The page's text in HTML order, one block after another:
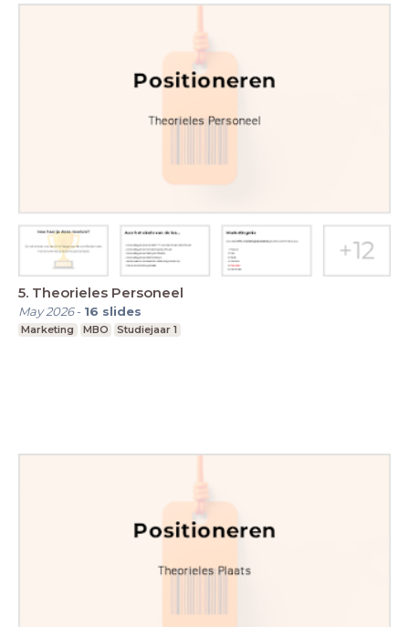
5. Theorieles Personeel
May 2026- 16 slides
Marketing MBO Studiejaar 1